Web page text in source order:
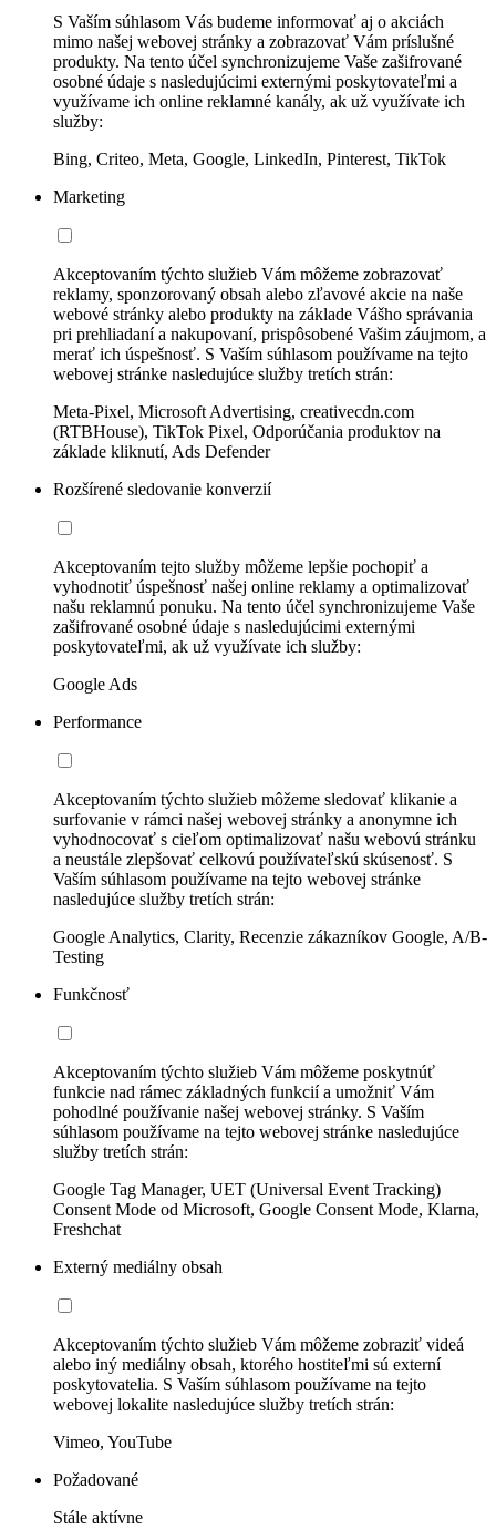
S Vaším súhlasom Vás budeme informovať aj o akciách
mimo našej webovej stránky a zobrazovať Vám príslušné
produkty. Na tento účel synchronizujeme Vaše zašifrované
osobné údaje s nasledujúcimi externými poskytovateľmi a
využívame ich online reklamné kanály, ak už využívate ich
služby:
Bing, Criteo, Meta, Google, LinkedIn, Pinterest, TikTok
Marketing
Akceptovaním týchto služieb Vám môžeme zobrazovať
reklamy, sponzorovaný obsah alebo zľavové akcie na naše
webové stránky alebo produkty na základe Vášho správania
pri prehliadaní a nakupovaní, prispôsobené Vašim záujmom, a
merať ich úspešnosť. S Vaším súhlasom používame na tejto
webovej stránke nasledujúce služby tretích strán:
Meta-Pixel, Microsoft Advertising, creativecdn.com
(RTBHouse), TikTok Pixel, Odporúčania produktov na
základe kliknutí, Ads Defender
Rozšírené sledovanie konverzií
Akceptovaním tejto služby môžeme lepšie pochopiť a
vyhodnotiť úspešnosť našej online reklamy a optimalizovať
našu reklamnú ponuku. Na tento účel synchronizujeme Vaše
zašifrované osobné údaje s nasledujúcimi externými
poskytovateľmi, ak už využívate ich služby:
Google Ads
Performance
Akceptovaním týchto služieb môžeme sledovať klikanie a
surfovanie v rámci našej webovej stránky a anonymne ich
vyhodnocovať s cieľom optimalizovať našu webovú stránku
a neustále zlepšovať celkovú používateľskú skúsenosť. S
Vaším súhlasom používame na tejto webovej stránke
nasledujúce služby tretích strán:
Google Analytics, Clarity, Recenzie zákazníkov Google, A/B-
Testing
Funkčnosť
Akceptovaním týchto služieb Vám môžeme poskytnúť
funkcie nad rámec základných funkcií a umožniť Vám
pohodlné používanie našej webovej stránky. S Vaším
súhlasom používame na tejto webovej stránke nasledujúce
služby tretích strán:
Google Tag Manager, UET (Universal Event Tracking)
Consent Mode od Microsoft, Google Consent Mode, Klarna,
Freshchat
Externý mediálny obsah
Akceptovaním týchto služieb Vám môžeme zobraziť videá
alebo iný mediálny obsah, ktorého hostiteľmi sú externí
poskytovatelia. S Vaším súhlasom používame na tejto
webovej lokalite nasledujúce služby tretích strán:
Vimeo, YouTube
Požadované
Stále aktívne